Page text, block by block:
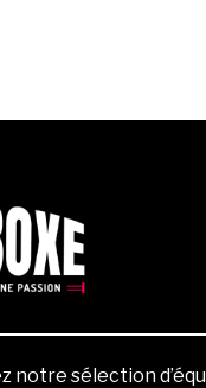
notre sélection